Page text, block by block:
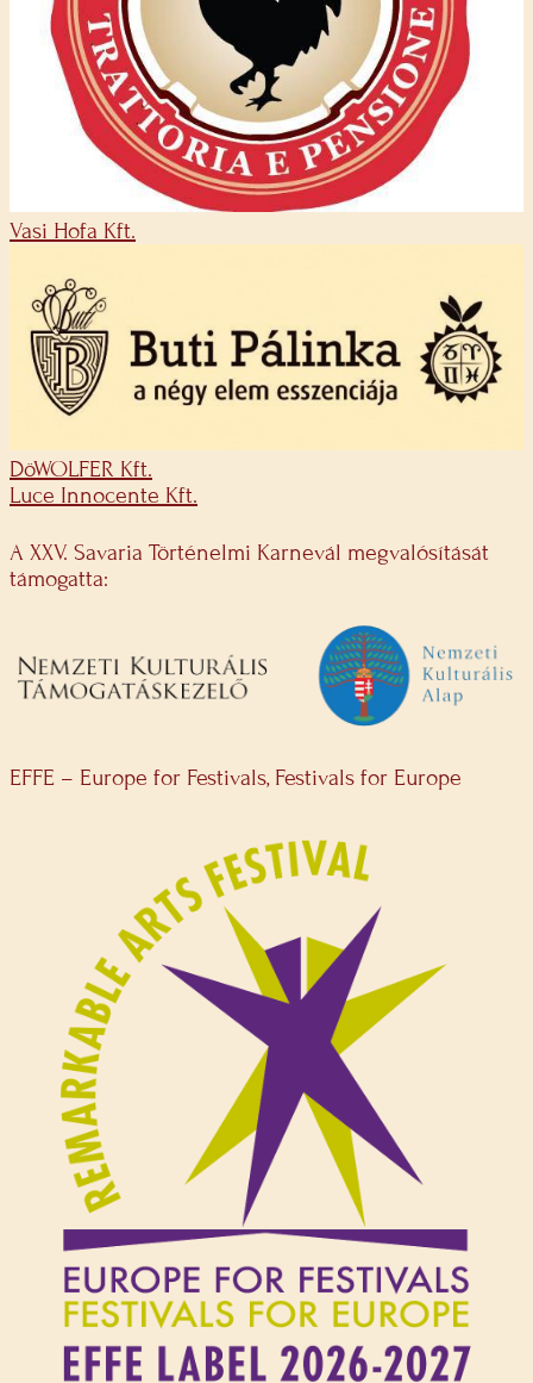
Vasi Hofa Kft.
DöWOLFER Kft.
Luce Innocente Kft.
A XXV. Savaria Történelmi Karnevál megvalósítását
támogatta:
EFFE – Europe for Festivals, Festivals for Europe